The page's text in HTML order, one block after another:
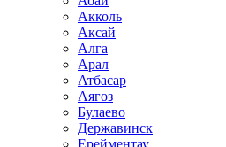
Акколь
Аксай
Алга
Арал
Атбасар
Аягоз
Булаево
Державинск
Ерейментау